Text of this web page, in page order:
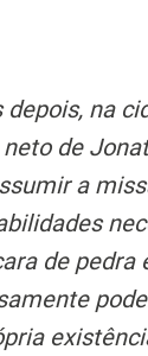
na
neto de
a
de pedra